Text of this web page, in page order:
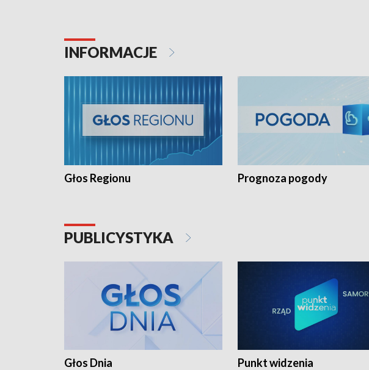
INFORMACJE
Głos Regionu Prognoza pogody
PUBLICYSTYKA
Głos Dnia Punkt widzenia